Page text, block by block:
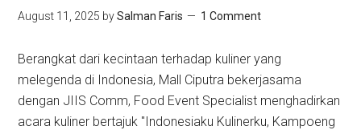
August 11, 2025 bySalman Faris 1 Comment
Berangkat dari kecintaan terhadap kuliner yang
melegenda di Indonesia, Mall Ciputra bekerjasama
dengan JIIS Comm, Food Event Specialist menghadirkan
acara kuliner bertajuk "Indonesiaku Kulinerku, Kampoeng